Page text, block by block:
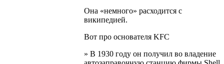
Она «немного» расходится с
википедией.
Вот про основателя KFC
» В 1930 году он получил во владение